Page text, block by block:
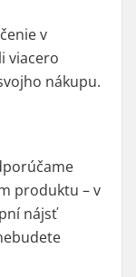
v
viacero
nákupu.
produktu – v
nájsť